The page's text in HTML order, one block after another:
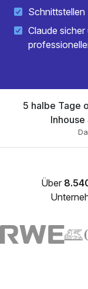
Claude
5 halbe Tage
Inhouse
Über